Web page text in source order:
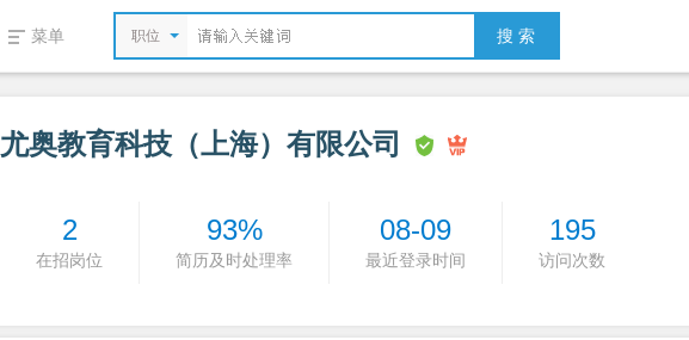
菜单 职位 搜 索
尤奥教育科技（上海）有限公司
2
在招岗位
93%
简历及时处理率
08-09
最近登录时间
195
访问次数